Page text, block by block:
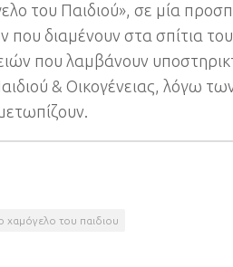
του Παιδιού», σε μία
που διαμένουν στα σπίτια
που λαμβάνουν
& Οικογένειας, λόγω
χαμόγελο του παιδιου